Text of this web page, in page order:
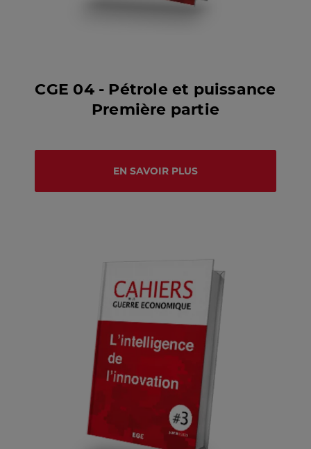
CGE 04 - Pétrole et puissance
Première partie
EN SAVOIR PLUS